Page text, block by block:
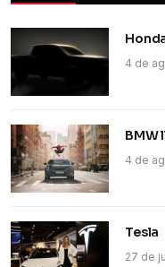
4 de
BMW
4 de
Tesla
27 de